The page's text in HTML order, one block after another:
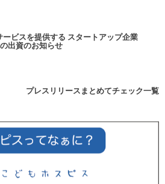
ビスを提供する スタートアップ企業
出資のお知らせ
プレスリリースまとめてチェック一覧